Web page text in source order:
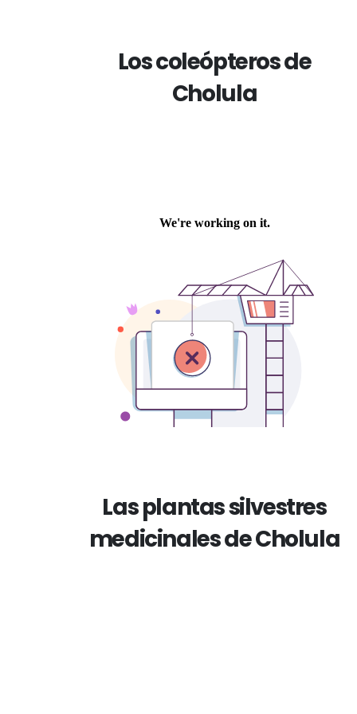
Los coleópteros de
Cholula
Las plantas silvestres
medicinales de Cholula